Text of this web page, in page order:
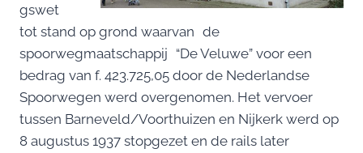
gswet
tot stand op grond waarvan de
spoorwegmaatschappij “De Veluwe” voor een
bedrag van f. 423.725,05 door de Nederlandse
Spoorwegen werd overgenomen. Het vervoer
tussen Barneveld/Voorthuizen en Nijkerk werd op
8 augustus 1937 stopgezet en de rails later